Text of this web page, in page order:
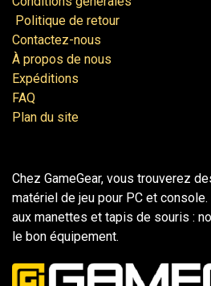
Politique de retour
Contactez-nous
À propos de nous
Expéditions
FAQ
Plan du site
Chez GameGear, vous trouverez
matériel de jeu pour PC et
aux manettes et tapis de souris :
le bon équipement.